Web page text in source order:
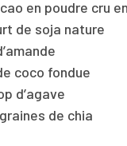
en poudre cru
de soja nature
coco fondue
d’agave
de chia